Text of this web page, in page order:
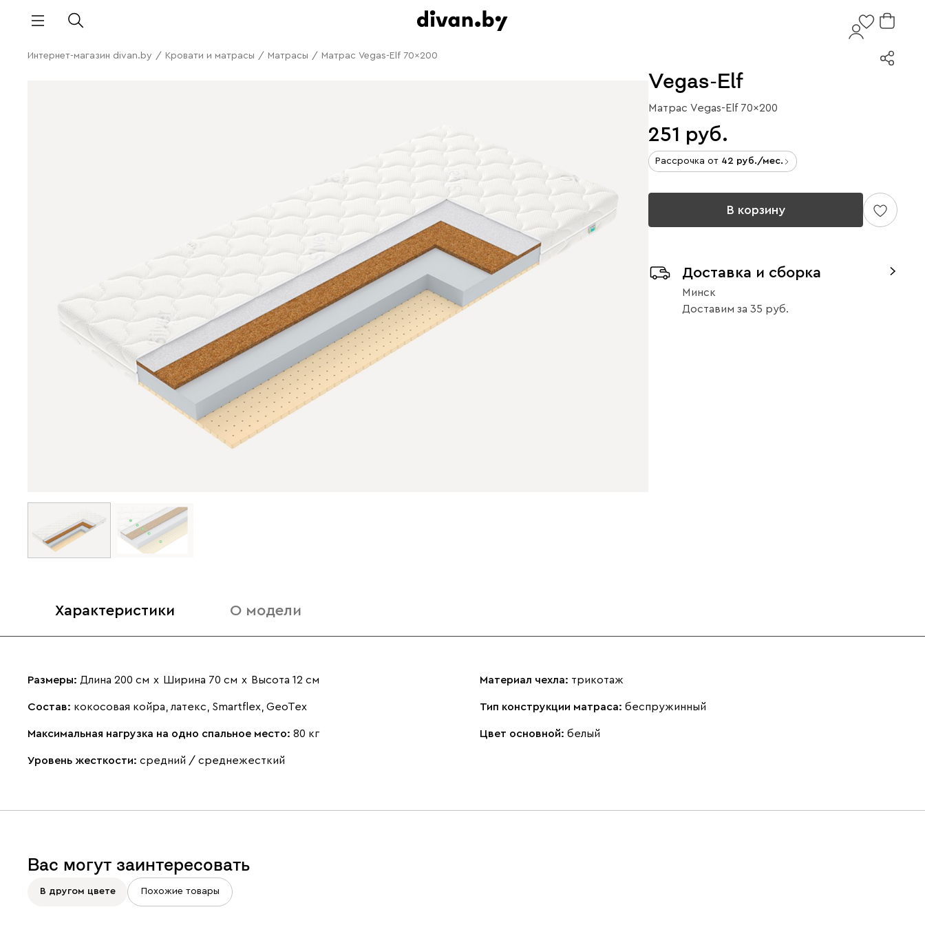
Интернет-магазин divan.by / Кровати и матрасы / Матрасы / Матрас Vegas-Elf 70x200
Vegas-Elf
Матрас Vegas-Elf 70x200
251
Рассрочка от 42 /мес.
В корзину
Доставка и сборка
Минск
Доставим за 35
Характеристики О модели
Размеры: Длина 200 см х Ширина 70 см х Высота 12 см
Состав: кокосовая койра, латекс, Smartflex, GeoTex
Максимальная нагрузка на одно спальное место: 80 кг
Уровень жесткости: средний / среднежесткий
Материал чехла: трикотаж
Тип конструкции матраса: беспружинный
Цвет основной: белый
Вас могут заинтересовать
В другом цвете Похожие товары